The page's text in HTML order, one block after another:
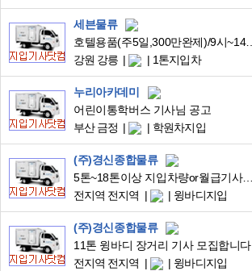
세븐물류
호텔용품(주5일,300만완제)/9시~14시/1톤냉동탑
강원 강릉
1톤지입차
누리아카데미
어린이통학버스 기사님 공고
부산 금정
학원차지입
(주)경신종합물류
5톤~18톤이상 지입차량or월급기사님 모집합니다
전지역 전지역
윙바디지입
(주)경신종합물류
11톤 윙바디 장거리 기사 모집합니다
전지역 전지역
윙바디지입